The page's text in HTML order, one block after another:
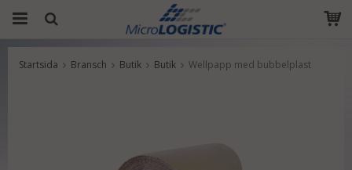
Produkten har blivit tillagd i varukorgen
Startsida Bransch Butik Butik Wellpapp med bubbelplast